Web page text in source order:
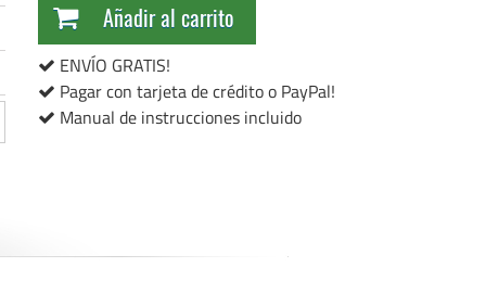
Añadir al carrito
ENVÍO GRATIS!
Pagar con tarjeta de crédito o PayPal!
Manual de instrucciones incluido